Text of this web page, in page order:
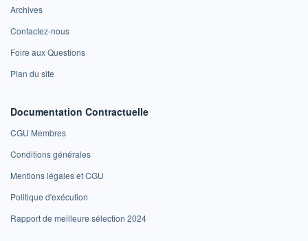
Archives
Contactez-nous
Foire aux Questions
Plan du site
Documentation Contractuelle
CGU Membres
Conditions générales
Mentions légales et CGU
Politique d'exécution
Rapport de meilleure sélection 2024